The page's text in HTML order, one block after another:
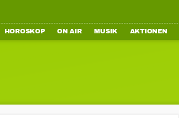
HOROSKOP ON AIR MUSIK AKTIONEN